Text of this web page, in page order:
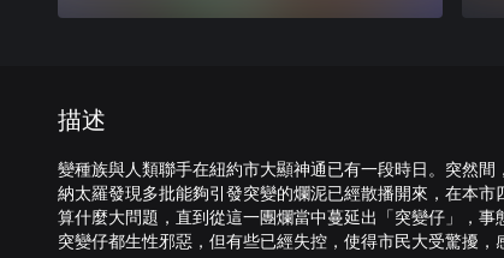
描述
變種族與人類聯手在紐約市大顯神通已有一段時日。突然
納太羅發現多批能夠引發突變的爛泥已經散播開來，在本
算什麼大問題，直到從這一團爛當中蔓延出「突變仔」，
突變仔都生性邪惡，但有些已經失控，使得市民大受驚擾，